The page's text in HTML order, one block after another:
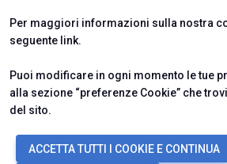
Per maggiori informazioni sulla nostra
seguente link.
Puoi modificare in ogni momento le tue
alla sezione “preferenze Cookie” che
del sito.
ACCETTA TUTTI I COOKIE E CONTINUA
© 2026ITALIAN EXHIBITION GROUP SpA - Via
(Italy) - Registro Imprese Rimini e C.F./P.I.